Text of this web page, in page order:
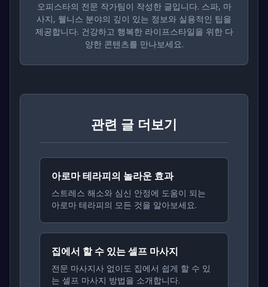
오피스타의 전문 작가팀이 작성한 글입니다. 스파, 마
사지, 웰니스 분야의 깊이 있는 정보와 실용적인 팁을
제공합니다. 건강하고 행복한 라이프스타일을 위한 다
양한 콘텐츠를 만나보세요.
관련 글 더보기
아로마 테라피의 놀라운 효과
스트레스 해소와 심신 안정에 도움이 되는
아로마 테라피의 모든 것을 알아보세요.
집에서 할 수 있는 셀프 마사지
전문 마사지사 없이도 집에서 쉽게 할 수 있
는 셀프 마사지 방법을 소개합니다.